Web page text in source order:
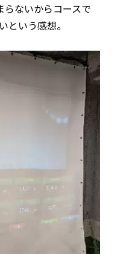
ないからコースで
という感想。